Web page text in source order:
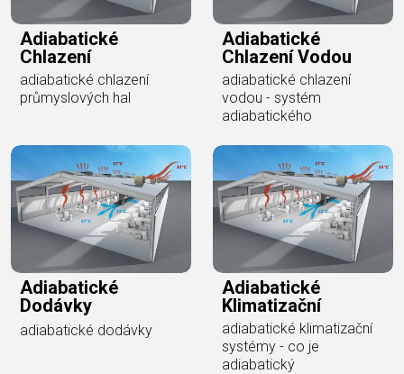
Adiabatické
Chlazení
adiabatické chlazení
průmyslových hal
Adiabatické
Chlazení Vodou
adiabatické chlazení
vodou - systém
adiabatického
Adiabatické
Dodávky
adiabatické dodávky
Adiabatické
Klimatizační
adiabatické klimatizační
systémy - co je
adiabatický